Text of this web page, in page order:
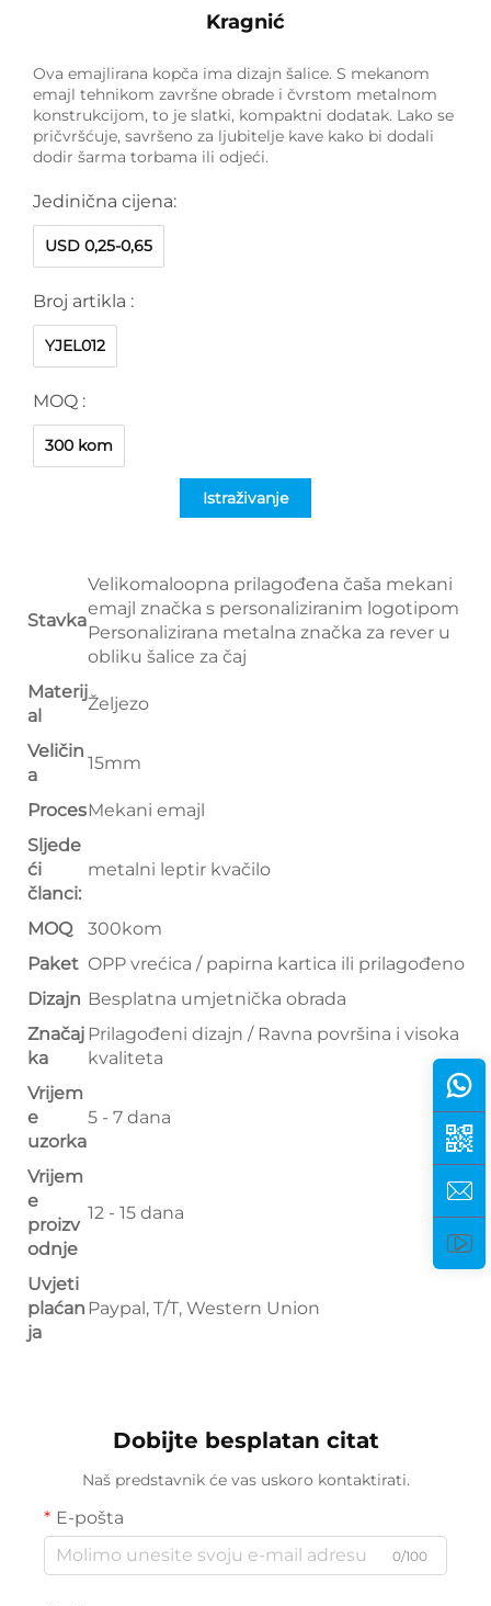
Kragnić
Ova emajlirana kopča ima dizajn šalice. S mekanom
emajl tehnikom završne obrade i čvrstom metalnom
konstrukcijom, to je slatki, kompaktni dodatak. Lako se
pričvršćuje, savršeno za ljubitelje kave kako bi dodali
dodir šarma torbama ili odjeći.
Jedinična cijena:
USD 0,25-0,65
Broj artikla :
YJEL012
MOQ :
300 kom
Istraživanje
Stavka
Velikomaloopna prilagođena čaša mekani
emajl značka s personaliziranim logotipom
Personalizirana metalna značka za rever u
obliku šalice za čaj
Materij
al
Željezo
Veličin
a
15mm
ProcesMekani emajl
Sljede
ći
članci:
metalni leptir kvačilo
MOQ
300kom
Paket OPP vrećica / papirna kartica ili prilagođeno
Dizajn Besplatna umjetnička obrada
Značaj
ka
Prilagođeni dizajn / Ravna površina i visoka
kvaliteta
Vrijem
e
uzorka
5 - 7 dana
Vrijem
e
proizv
odnje
12 - 15 dana
Uvjeti
plaćan
ja
Paypal, T/T, Western Union
Dobijte besplatan citat
Naš predstavnik će vas uskoro kontaktirati.
E-pošta
0/100